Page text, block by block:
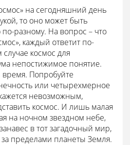
на сегодняшний день
то оно может быть
разному. На вопрос – что
каждый ответит по-
космос для
непостижимое понятие.
время. Попробуйте
или четырехмерное
невозможным,
космос. И лишь малая
на ночном звездном небе,
в тот загадочный мир,
пределами планеты Земля.